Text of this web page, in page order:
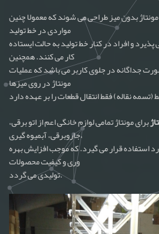
بدون میز طراحی می شوند که معمولا چنین
مواردی در خط تولید
و افراد در کنار خط تولید به حالت ایستاده
کار می کنند. همچنین
جداگانه در جلوی کاربر می باشد که عملیات
مونتاژ در روی میزها
برای مونتاژ تمامی لوازم خانگی اعم از اتو برقی،
جاروبرقی، آبمیوه گیری،
استفاده قرار می گیرد. که موجب افزایش بهره
وری و کیفیت محصولات
تولیدی می گردد.